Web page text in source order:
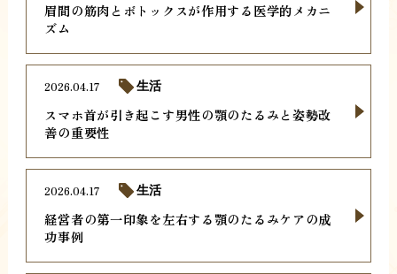
眉間の筋肉とボトックスが作用する医学的メカニ
ズム
スマホ首が引き起こす男性の顎のたるみと姿勢改
善の重要性
2026.04.17 生活
経営者の第一印象を左右する顎のたるみケアの成
功事例
2026.04.17 生活